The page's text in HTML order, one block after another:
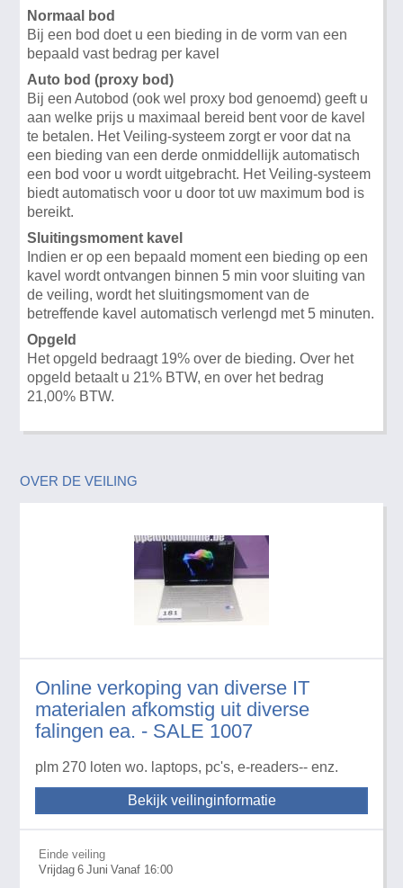
Normaal bod
Bij een bod doet u een bieding in de vorm van een
bepaald vast bedrag per kavel
Auto bod (proxy bod)
Bij een Autobod (ook wel proxy bod genoemd) geeft u
aan welke prijs u maximaal bereid bent voor de kavel
te betalen. Het Veiling-systeem zorgt er voor dat na
een bieding van een derde onmiddellijk automatisch
een bod voor u wordt uitgebracht. Het Veiling-systeem
biedt automatisch voor u door tot uw maximum bod is
bereikt.
Sluitingsmoment kavel
Indien er op een bepaald moment een bieding op een
kavel wordt ontvangen binnen 5 min voor sluiting van
de veiling, wordt het sluitingsmoment van de
betreffende kavel automatisch verlengd met 5 minuten.
Opgeld
Het opgeld bedraagt 19% over de bieding. Over het
opgeld betaalt u 21% BTW, en over het bedrag
21,00% BTW.
OVER DE VEILING
Online verkoping van diverse IT
materialen afkomstig uit diverse
falingen ea. - SALE 1007
plm 270 loten wo. laptops, pc's, e-readers-- enz.
Bekijk veilinginformatie
Einde veiling
Vrijdag 6 Juni Vanaf 16:00